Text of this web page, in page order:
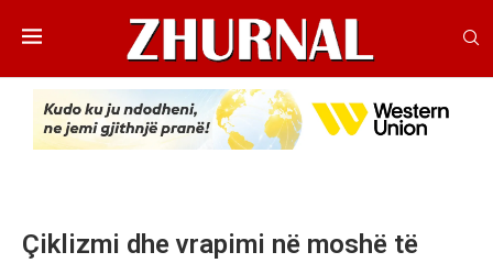
Çiklizmi dhe vrapimi në moshë të